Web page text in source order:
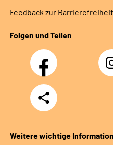
Feedback zur Barrierefreiheit
Folgen und Teilen
Facebook
Teilen
Weitere wichtige